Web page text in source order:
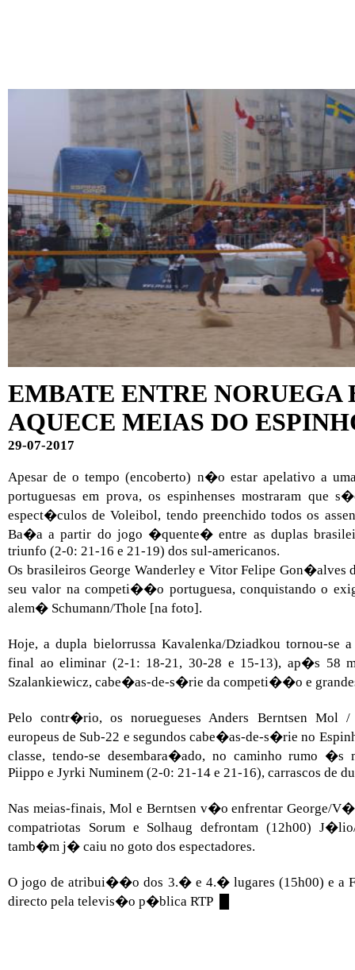
EMBATE ENTRE NORUEGA
AQUECE MEIAS DO
29-07-2017
Apesar de o tempo (encoberto) n�o estar apelativo a
portuguesas em prova, os espinhenses mostraram que
espect�culos de Voleibol, tendo preenchido todos os
Ba�a a partir do jogo �quente� entre as duplas
triunfo (2-0: 21-16 e 21-19) dos sul-americanos.
Os brasileiros George Wanderley e Vitor Felipe Gon�alves
seu valor na competi��o portuguesa, conquistando o
alem� Schumann/Thole [na foto].
Hoje, a dupla bielorrussa Kavalenka/Dziadkou tornou-se
final ao eliminar (2-1: 18-21, 30-28 e 15-13), ap�s 58
Szalankiewicz, cabe�as-de-s�rie da competi��o e
Pelo contr�rio, os noruegueses Anders Berntsen Mol /
europeus de Sub-22 e segundos cabe�as-de-s�rie no
classe, tendo-se desembara�ado, no caminho rumo �s
Piippo e Jyrki Numinem (2-0: 21-14 e 21-16), carrascos de
Nas meias-finais, Mol e Berntsen v�o enfrentar George/
compatriotas Sorum e Solhaug defrontam (12h00)
tamb�m j� caiu no goto dos espectadores.
O jogo de atribui��o dos 3.� e 4.� lugares (15h00) e a
directo pela televis�o p�blica RTP █